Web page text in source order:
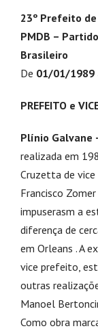
23º Prefeito
PMDB –
Brasileiro
De 01/01/1989
PREFEITO e
Plínio Galvane
realizada em
Cruzetta de
Francisco
impuserasm a
diferença de
em Orleans . A
vice prefeito,
outras
Manoel
Como obra